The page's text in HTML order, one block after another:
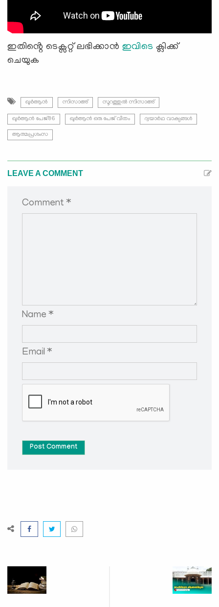
ഇതിൻ്റെ ടെക്സറ്റ് ലഭിക്കാൻ ഇവിടെ ക്ലിക്ക്
ചെയുക
ഖുർആൻ ന്നിസാഅ് സൂറത്തുല്‍ ന്നിസാഅ്
ഖുർആൻ പേജ്86 ഖുർആൻ ഒരു പേജ് വീതം ദ്വയാര്‍ഥ വാക്യങ്ങള്‍
ആത്മപ്രശംസ
LEAVE A COMMENT
Comment *
Name *
Email *
Post Comment